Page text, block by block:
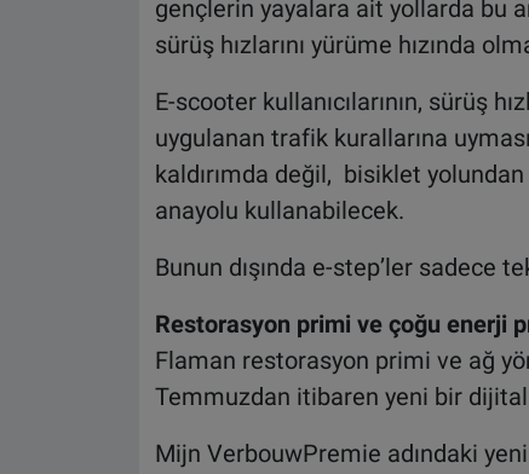
gençlerin yayalara ait yollarda bu
sürüş hızlarını yürüme hızında
E-scooter kullanıcılarının, sürüş
uygulanan trafik kurallarına
kaldırımda değil, bisiklet
anayolu kullanabilecek.
Bunun dışında e-step’ler sadece
Restorasyon primi ve çoğu enerji
Flaman restorasyon primi ve ağ
Temmuzdan itibaren yeni bir
Mijn VerbouwPremie adındaki